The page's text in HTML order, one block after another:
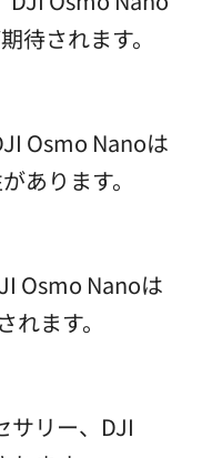
待されます。
Osmo Nanoは
あります。
Osmo Nanoは
ます。
サリー、DJI